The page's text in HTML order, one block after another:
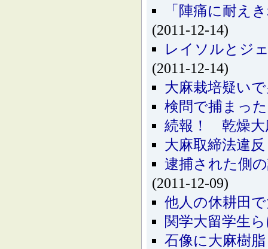
「陣痛に耐え
(2011-12-14)
レイソルとジ
(2011-12-14)
大麻栽培疑い
検問で捕まっ
続報！ 乾燥大
大麻取締法違
逮捕された側
(2011-12-09)
他人の休耕田
関学大留学生
石像に大麻樹